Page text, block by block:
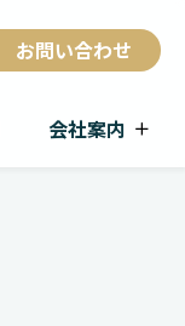
お問い合わせ
会社案内